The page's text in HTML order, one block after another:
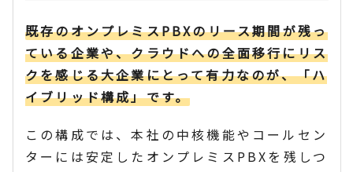
既存のオンプレミスPBXのリース期間が残っ
ている企業や、クラウドへの全面移行にリス
クを感じる大企業にとって有力なのが、「ハ
イブリッド構成」です。
この構成では、本社の中核機能やコールセン
ターには安定したオンプレミスPBXを残しつ